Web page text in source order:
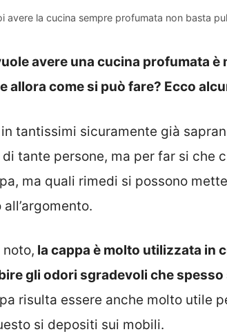
avere la cucina sempre profumata non basta
avere una cucina profumata
allora come si può fare? Ecco
tantissimi sicuramente già
di tante persone, ma per far si che
ma quali rimedi si possono
noto, la cappa è molto utilizzata in
gli odori sgradevoli che
risulta essere anche molto utile
si depositi sui mobili.